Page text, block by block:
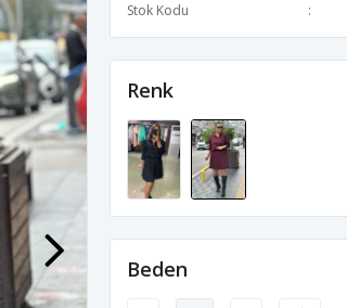
Stok Kodu
Renk
Beden